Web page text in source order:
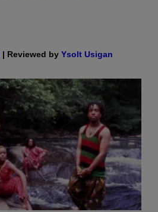
| Reviewed by Ysolt Usigan